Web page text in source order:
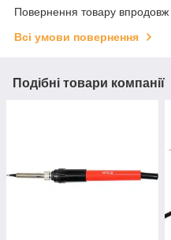
Повернення товару впродовж
Всі умови повернення
Подібні товари компанії